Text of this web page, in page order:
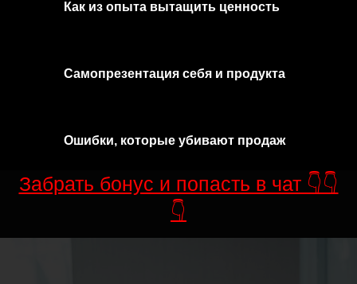
Как из опыта вытащить ценность
Самопрезентация себя и продукта
Ошибки, которые убивают продаж
Забрать бонус и попасть в чат 👇👇
👇